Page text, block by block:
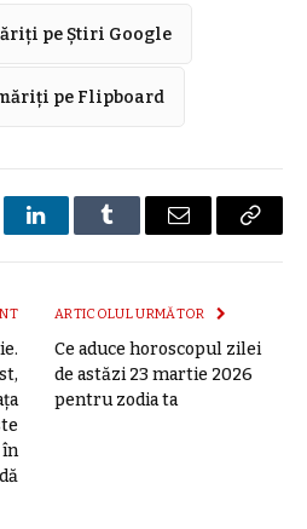
pe Știri Google
pe Flipboard
LinkedInTumblr E-
în
ARTICOLUL URMĂTOR
Ce aduce horoscopul zilei
de astăzi 23 martie 2026
pentru zodia ta